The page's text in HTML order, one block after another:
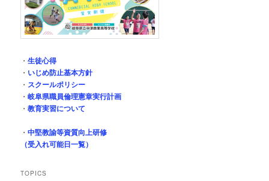
・生徒心得
・ いじめ防止基本方針
・ スクールポリシー
・岐阜県職員倫理憲章実行計画
・教育実習について
・中堅教諭等資質向上研修
（受入れ可能日一覧）
TOPICS